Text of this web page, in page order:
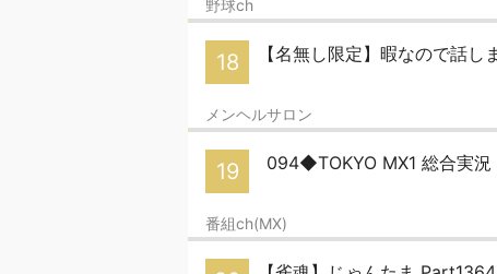
野球ch
18 【名無し限定】暇なので話
メンヘルサロン
19 094◆TOKYO MX1 総合実況
番組ch(MX)